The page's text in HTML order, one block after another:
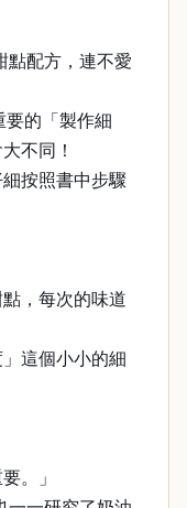
配方，連不愛
的「製作細
不同！
按照書中步驟
，每次的味道
這個小小的細
。」